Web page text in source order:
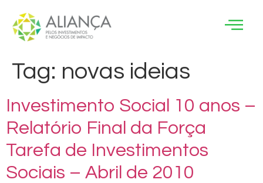
Tag: novas ideias
Investimento Social 10 anos –
Relatório Final da Força
Tarefa de Investimentos
Sociais – Abril de 2010